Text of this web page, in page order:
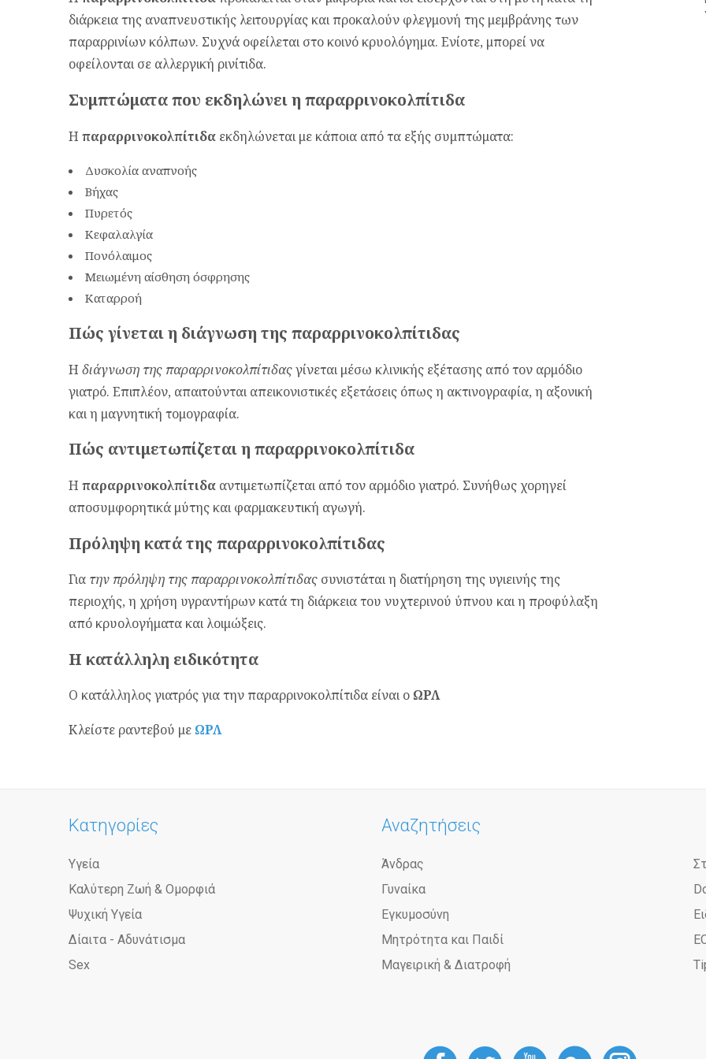
διάρκεια της αναπνευστικής λειτουργίας και προκαλούν φλεγμονή της μεμβράνης των
παραρρινίων κόλπων. Συχνά οφείλεται στο κοινό κρυολόγημα. Ενίοτε, μπορεί να
οφείλονται σε αλλεργική ρινίτιδα.
Συμπτώματα που εκδηλώνει η παραρρινοκολπίτιδα
Η παραρρινοκολπίτιδα εκδηλώνεται με κάποια από τα εξής συμπτώματα:
Δυσκολία αναπνοής
Βήχας
Πυρετός
Κεφαλαλγία
Πονόλαιμος
Μειωμένη αίσθηση όσφρησης
Καταρροή
Πώς γίνεται η διάγνωση της παραρρινοκολπίτιδας
Η διάγνωση της παραρρινοκολπίτιδαςγίνεται μέσω κλινικής εξέτασης από τον αρμόδιο
γιατρό. Επιπλέον, απαιτούνται απεικονιστικές εξετάσεις όπως η ακτινογραφία, η αξονική
και η μαγνητική τομογραφία.
Πώς αντιμετωπίζεται η παραρρινοκολπίτιδα
Η παραρρινοκολπίτιδα αντιμετωπίζεται από τον αρμόδιο γιατρό. Συνήθως χορηγεί
αποσυμφορητικά μύτης και φαρμακευτική αγωγή.
Πρόληψη κατά της παραρρινοκολπίτιδας
Για την πρόληψη της παραρρινοκολπίτιδας συνιστάται η διατήρηση της υγιεινής της
περιοχής, η χρήση υγραντήρων κατά τη διάρκεια του νυχτερινού ύπνου και η προφύλαξη
από κρυολογήματα και λοιμώξεις.
Η κατάλληλη ειδικότητα
Ο κατάλληλος γιατρός για την παραρρινοκολπίτιδα είναι ο ΩΡΛ
Κλείστε ραντεβού με ΩΡΛ
Κατηγορίες
Υγεία
Καλύτερη Ζωή & Ομορφιά
Ψυχική Υγεία
Δίαιτα - Αδυνάτισμα
Sex
Αναζητήσεις
Άνδρας
Γυναίκα
Εγκυμοσύνη
Μητρότητα και Παιδί
Μαγειρική & Διατροφή